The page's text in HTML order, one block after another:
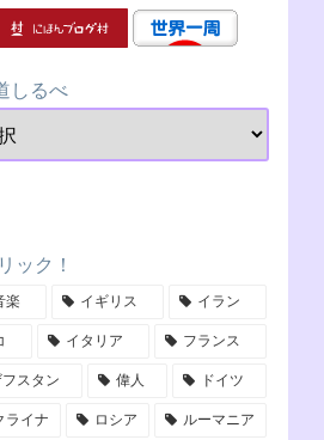
しるべ
ック！
楽 イギリス イラン
イタリア フランス
スタン 偉人 ドイツ
ライナ ロシア ルーマニア